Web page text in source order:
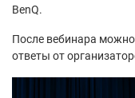
BenQ.
После вебинара
ответы от